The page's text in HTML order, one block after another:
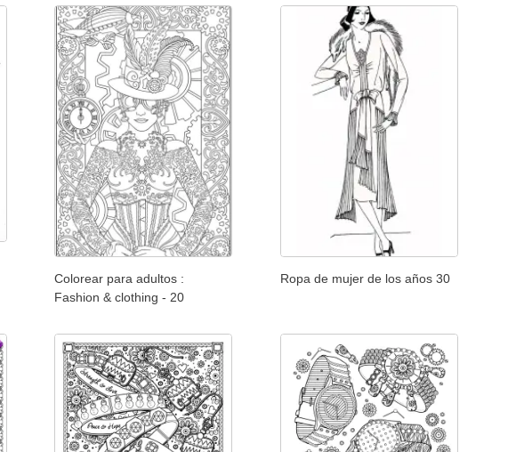
Colorear para adultos :
Fashion & clothing - 20
Ropa de mujer de los años 30